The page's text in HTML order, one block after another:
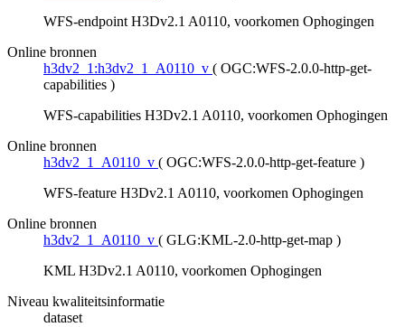
WFS-endpoint H3Dv2.1 A0110, voorkomen Ophogingen
Online bronnen
h3dv2_1:h3dv2_1_A0110_v ( OGC:WFS-2.0.0-http-get-
capabilities )
WFS-capabilities H3Dv2.1 A0110, voorkomen Ophogingen
Online bronnen
h3dv2_1_A0110_v ( OGC:WFS-2.0.0-http-get-feature )
WFS-feature H3Dv2.1 A0110, voorkomen Ophogingen
Online bronnen
h3dv2_1_A0110_v ( GLG:KML-2.0-http-get-map )
KML H3Dv2.1 A0110, voorkomen Ophogingen
Niveau kwaliteitsinformatie
dataset